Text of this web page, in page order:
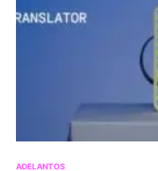
ADELANTOS